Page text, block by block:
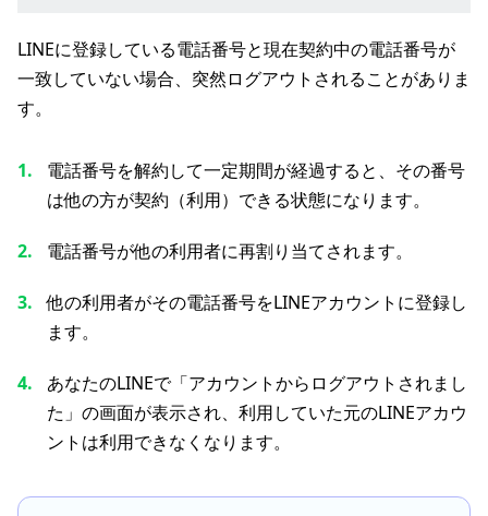
LINEに登録している電話番号と現在契約中の電話番号が
一致していない場合、突然ログアウトされることがありま
す。
電話番号を解約して一定期間が経過すると、その番号
は他の方が契約（利用）できる状態になります。
電話番号が他の利用者に再割り当てされます。
他の利用者がその電話番号をLINEアカウントに登録し
ます。
あなたのLINEで「アカウントからログアウトされまし
た」の画面が表示され、利用していた元のLINEアカウ
ントは利用できなくなります。